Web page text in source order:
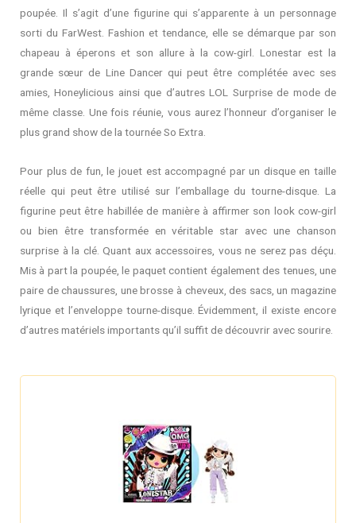
poupée. Il s’agit d’une figurine qui s’apparente à un personnage
sorti du FarWest. Fashion et tendance, elle se démarque par son
chapeau à éperons et son allure à la cow-girl. Lonestar est la
grande sœur de Line Dancer qui peut être complétée avec ses
amies, Honeylicious ainsi que d’autres LOL Surprise de mode de
même classe. Une fois réunie, vous aurez l’honneur d’organiser le
plus grand show de la tournée So Extra.
Pour plus de fun, le jouet est accompagné par un disque en taille
réelle qui peut être utilisé sur l’emballage du tourne-disque. La
figurine peut être habillée de manière à affirmer son look cow-girl
ou bien être transformée en véritable star avec une chanson
surprise à la clé. Quant aux accessoires, vous ne serez pas déçu.
Mis à part la poupée, le paquet contient également des tenues, une
paire de chaussures, une brosse à cheveux, des sacs, un magazine
lyrique et l’enveloppe tourne-disque. Évidemment, il existe encore
d’autres matériels importants qu’il suffit de découvrir avec sourire.